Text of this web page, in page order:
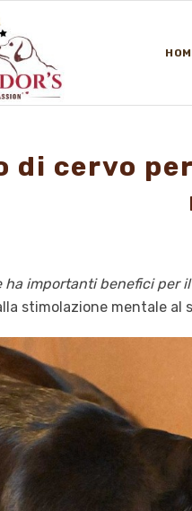
di cervo
ha importanti benefici per
stimolazione mentale